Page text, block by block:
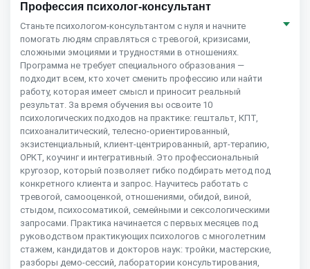
Профессия психолог-консультант
Станьте психологом-консультантом с нуля и начните
помогать людям справляться с тревогой, кризисами,
сложными эмоциями и трудностями в отношениях.
Программа не требует специального образования —
подходит всем, кто хочет сменить профессию или найти
работу, которая имеет смысл и приносит реальный
результат. За время обучения вы освоите 10
психологических подходов на практике: гештальт, КПТ,
психоаналитический, телесно-ориентированный,
экзистенциальный, клиент-центрированный, арт-терапию,
ОРКТ, коучинг и интегративный. Это профессиональный
кругозор, который позволяет гибко подбирать метод под
конкретного клиента и запрос. Научитесь работать с
тревогой, самооценкой, отношениями, обидой, виной,
стыдом, психосоматикой, семейными и сексологическими
запросами. Практика начинается с первых месяцев под
руководством практикующих психологов с многолетним
стажем, кандидатов и докторов наук: тройки, мастерские,
разборы демо-сессий, лаборатории консультирования,